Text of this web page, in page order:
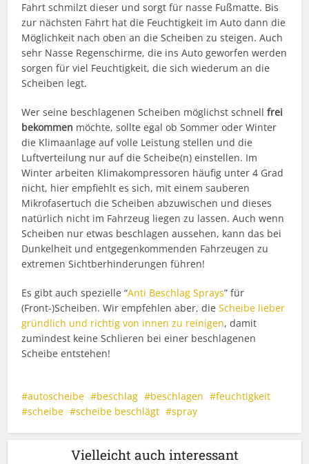
Fahrt schmilzt dieser und sorgt für nasse Fußmatte. Bis
zur nächsten Fahrt hat die Feuchtigkeit im Auto dann die
Möglichkeit nach oben an die Scheiben zu steigen. Auch
sehr Nasse Regenschirme, die ins Auto geworfen werden
sorgen für viel Feuchtigkeit, die sich wiederum an die
Scheiben legt.
Wer seine beschlagenen Scheiben möglichst schnellfrei
bekommen möchte, sollte egal ob Sommer oder Winter
die Klimaanlage auf volle Leistung stellen und die
Luftverteilung nur auf die Scheibe(n) einstellen. Im
Winter arbeiten Klimakompressoren häufig unter 4 Grad
nicht, hier empfiehlt es sich, mit einem sauberen
Mikrofasertuch die Scheiben abzuwischen und dieses
natürlich nicht im Fahrzeug liegen zu lassen. Auch wenn
Scheiben nur etwas beschlagen aussehen, kann das bei
Dunkelheit und entgegenkommenden Fahrzeugen zu
extremen Sichtberhinderungen führen!
Es gibt auch spezielle “Anti Beschlag Sprays” für
(Front-)Scheiben. Wir empfehlen aber, dieScheibe lieber
gründlich und richtig von innen zu reinigen, damit
zumindest keine Schlieren bei einer beschlagenen
Scheibe entstehen!
autoscheibe beschlag beschlagen
feuchtigkeit
scheibe
scheibe beschlägt spray
Vielleicht auch interessant